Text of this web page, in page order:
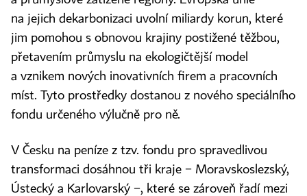
na jejich dekarbonizaci uvolní miliardy korun, které
jim pomohou s obnovou krajiny postižené těžbou,
přetavením průmyslu na ekologičtější model
a vznikem nových inovativních firem a pracovních
míst. Tyto prostředky dostanou z nového speciálního
fondu určeného výlučně pro ně.
V Česku na peníze z tzv. fondu pro spravedlivou
transformaci dosáhnou tři kraje − Moravskoslezský,
Ústecký a Karlovarský −, které se zároveň řadí mezi